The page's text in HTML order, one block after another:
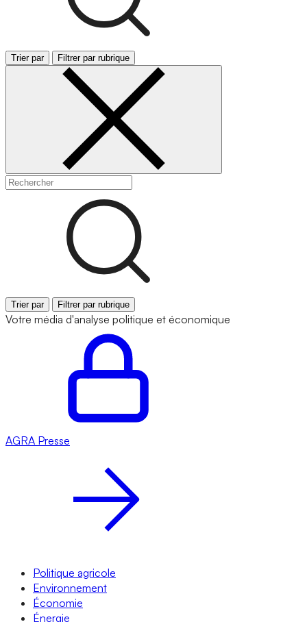
Trier par Filtrer par rubrique
Trier par Filtrer par rubrique
Votre média d'analyse politique et économique
AGRA Presse
Politique agricole
Environnement
Économie
Énergie